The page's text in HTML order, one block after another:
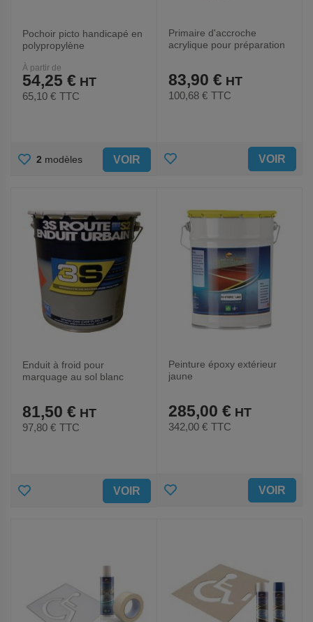
Pochoir picto handicapé en
polypropylène
À partir de
54,25 €
65,10 € TTC
AJOUTER
2 modèles VOIR
Primaire d'accroche
acrylique pour préparation
83,90 €
100,68 € TTC
AJOUTER VOIR
Enduit à froid pour
marquage au sol blanc
81,50 €
97,80 € TTC
AJOUTER VOIR
Peinture époxy extérieur
jaune
285,00 €
342,00 € TTC
AJOUTER VOIR